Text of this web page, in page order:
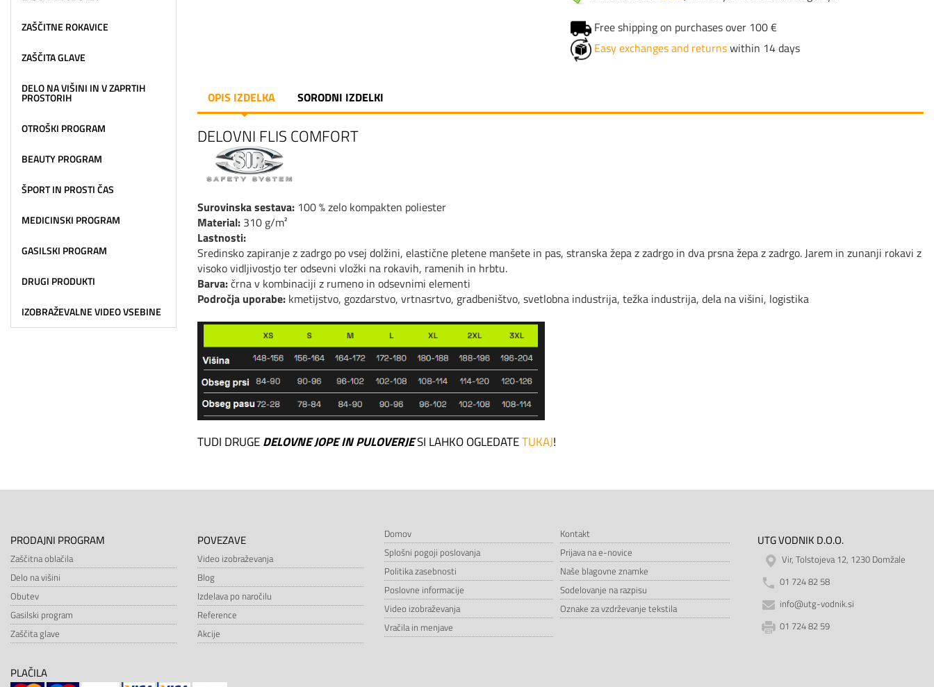
ZAŠČITNE ROKAVICE
ZAŠČITA GLAVE
DELO NA VIŠINI IN V ZAPRTIH
PROSTORIH
OTROŠKI PROGRAM
BEAUTY PROGRAM
ŠPORT IN PROSTI ČAS
MEDICINSKI PROGRAM
GASILSKI PROGRAM
DRUGI PRODUKTI
IZOBRAŽEVALNE VIDEO VSEBINE
Free shipping on purchases over 100 €
Easy exchanges and returnswithin 14 days
OPIS IZDELKA SORODNI IZDELKI
DELOVNI FLIS COMFORT
Surovinska sestava: 100 % zelo kompakten poliester
Material: 310 g/m²
Lastnosti:
Sredinsko zapiranje z zadrgo po vsej dolžini, elastične pletene manšete in pas, stranska žepa z zadrgo in dva prsna žepa z zadrgo. Jarem in zunanji rokavi z
visoko vidljivostjo ter odsevni vložki na rokavih, ramenih in hrbtu.
Barva:črna v kombinaciji z rumeno in odsevnimi elementi
Področja uporabe:kmetijstvo, gozdarstvo, vrtnasrtvo, gradbeništvo, svetlobna industrija, težka industrija, dela na višini, logistika
TUDI DRUGEDELOVNE JOPE IN PULOVERJESI LAHKO OGLEDATETUKAJ!
PRODAJNI PROGRAM
Zaščitna oblačila
Delo na višini
Obutev
Gasilski program
Zaščita glave
POVEZAVE
Video izobraževanja
Blog
Izdelava po naročilu
Reference
Akcije
Domov
Kontakt
Splošni pogoji poslovanja
Prijava na e-novice
Politika zasebnosti
Naše blagovne znamke
Poslovne informacije
Sodelovanje na razpisu
Video izobraževanja
Oznake za vzdrževanje tekstila
Vračila in menjave
UTG VODNIK D.O.O.
Vir, Tolstojeva 12, 1230 Domžale
01 724 82 58
info@utg-vodnik.si
01 724 82 59
PLAČILA